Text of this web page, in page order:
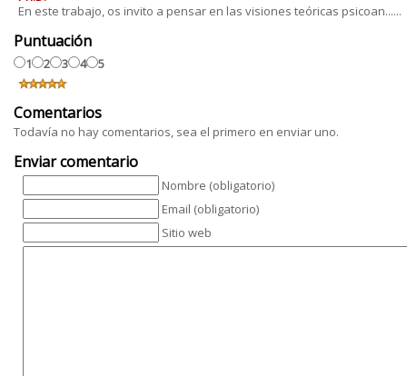
En este trabajo, os invito a pensar en las visiones teóricas psicoan......
Puntuación
1 2 3 4 5
Comentarios
Todavía no hay comentarios, sea el primero en enviar uno.
Enviar comentario
Nombre (obligatorio)
Email (obligatorio)
Sitio web